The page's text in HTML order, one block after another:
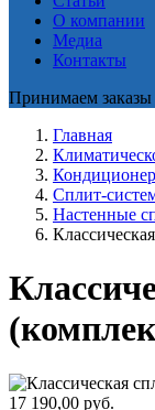
О компании
Медиа
Контакты
Принимаем заказы
Главная
Сплит-
Настенные
17 190,00 руб.